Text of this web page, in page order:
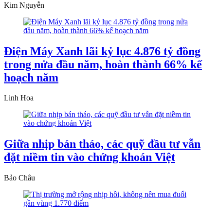
Kim Nguyễn
Điện Máy Xanh lãi kỷ lục 4.876 tỷ đồng
trong nửa đầu năm, hoàn thành 66% kế
hoạch năm
Linh Hoa
Giữa nhịp bán tháo, các quỹ đầu tư vẫn
đặt niềm tin vào chứng khoán Việt
Bảo Châu